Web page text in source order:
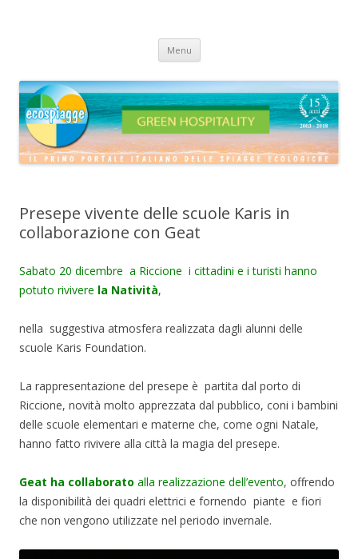
Menu Vai
contenuto
Presepe vivente delle scuole Karis in
collaborazione con Geat
Sabato 20 dicembre a Riccione i cittadini e i turisti hanno
potuto rivivere la Natività,
nella suggestiva atmosfera realizzata dagli alunni delle
scuole Karis Foundation.
La rappresentazione del presepe è partita dal porto di
Riccione, novità molto apprezzata dal pubblico, coni i bambini
delle scuole elementari e materne che, come ogni Natale,
hanno fatto rivivere alla città la magia del presepe.
Geat ha collaborato alla realizzazione dell’evento, offrendo
la disponibilità dei quadri elettrici e fornendo piante e fiori
che non vengono utilizzate nel periodo invernale.